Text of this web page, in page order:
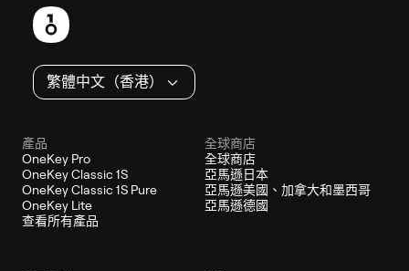
繁體中文（香港）
產品
OneKey Pro
OneKey Classic 1S
OneKey Classic 1S Pure
OneKey Lite
查看所有產品
全球商店
全球商店
亞馬遜日本
亞馬遜美國、加拿大和墨西哥
亞馬遜德國